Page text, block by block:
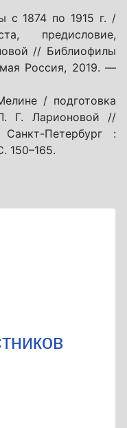
с 1874 по 1915 г. /
предисловие,
// Библиофилы
Россия, 2019. —
/ подготовка
Г. Ларионовой //
Петербург :